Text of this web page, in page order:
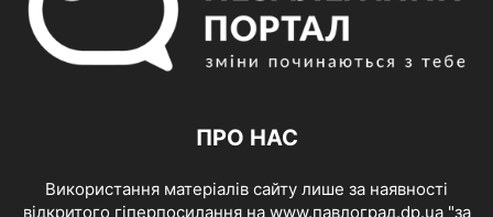
ПРО НАС
Використання матеріалів сайту лише за наявності
відкритого гіперпосилання на www.павлоград.dp.ua "за